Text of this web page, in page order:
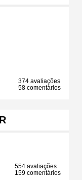
374 avaliações
58 comentários
554 avaliações
159 comentários